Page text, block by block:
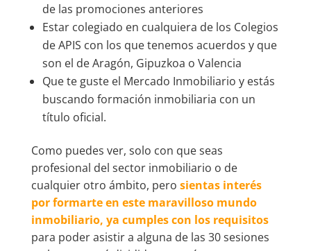
de las promociones anteriores
Estar colegiado en cualquiera de los Colegios
de APIS con los que tenemos acuerdos y que
son el de Aragón, Gipuzkoa o Valencia
Que te guste el Mercado Inmobiliario y estás
buscando formación inmobiliaria con un
título oficial.
Como puedes ver, solo con que seas
profesional del sector inmobiliario o de
cualquier otro ámbito, pero sientas interés
por formarte en este maravilloso mundo
inmobiliario, ya cumples con los requisitos
para poder asistir a alguna de las 30 sesiones